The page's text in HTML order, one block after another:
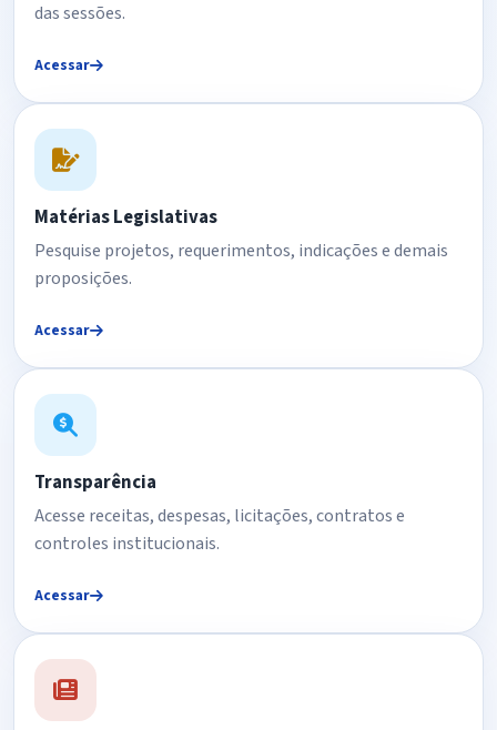
das sessões.
Acessar
Matérias Legislativas
Pesquise projetos, requerimentos, indicações e demais
proposições.
Acessar
Transparência
Acesse receitas, despesas, licitações, contratos e
controles institucionais.
Acessar